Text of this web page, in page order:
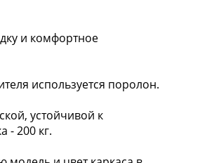
и комфортное
используется поролон.
устойчивой к
- 200 кг.